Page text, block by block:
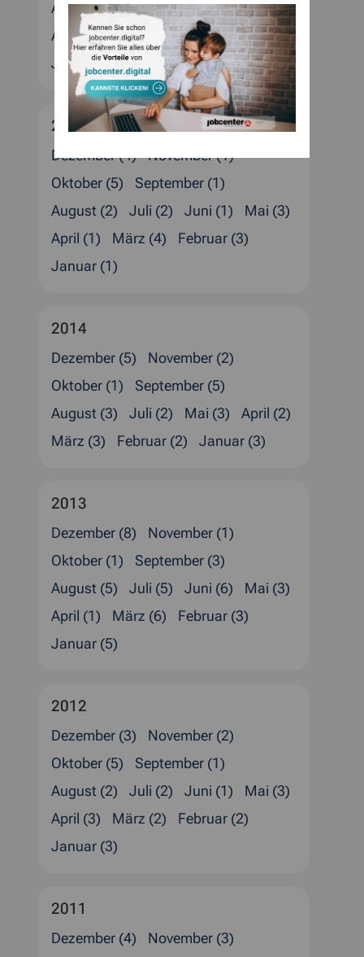
August (4) Juli (2) Juni (1)
Mai (1)
April (4)
März (2)
Februar (4)
Januar (3)
2015
Dezember (4)
November (1)
Oktober (5)
September (1)
August (2)
Juli (2) Juni (1)
Mai (3)
April (1)
März (4)
Februar (3)
Januar (1)
2014
Dezember (5)
November (2)
Oktober (1)
September (5)
August (3)
Juli (2) Mai (3)
April (2)
März (3)
Februar (2) Januar (3)
2013
Dezember (8)
November (1)
Oktober (1)
September (3)
August (5)
Juli (5) Juni (6)
Mai (3)
April (1)
März (6)
Februar (3)
Januar (5)
2012
Dezember (3)
November (2)
Oktober (5)
September (1)
August (2)
Juli (2) Juni (1)
Mai (3)
April (3)
März (2)
Februar (2)
Januar (3)
2011
Dezember (4)
November (3)